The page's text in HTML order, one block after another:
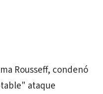
Rousseff, condenó
ataque